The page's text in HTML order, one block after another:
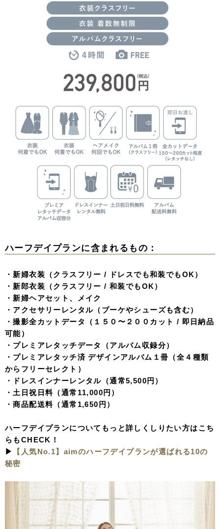
ハーフデイプランに含まれるもの：
・新婦衣装（クラスフリー / ドレスでも和装でもOK）
・新郎衣装（クラスフリー / 和装でもOK）
・新婦ヘアセット、メイク
・アクセサリーレンタル（ブーケやシューズも含む）
・撮影全カットデータ（１５０〜２００カット / 即日納品
可能）
・プレミアレタッチデータ（アルバム収録分）
・プレミアレタッチ済 デザインアルバム１冊（全４種類
からフリーセレクト）
・ドレスインナーレンタル（通常5,500円）
・土日祝日料（通常11,000円）
・商品配送料（通常1,650円）
ハーフデイプランについてもっと詳しくしりたい方はこち
らもCHECK！
▶︎
【人気No.1】aimのハーフデイプランが選ばれる10の
秘密